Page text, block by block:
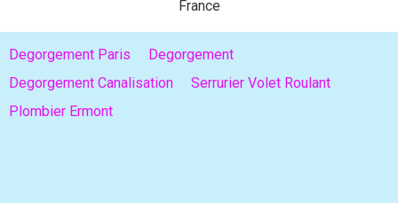
France
Degorgement Paris
Degorgement
Degorgement Canalisation
Serrurier Volet Roulant
Plombier Ermont